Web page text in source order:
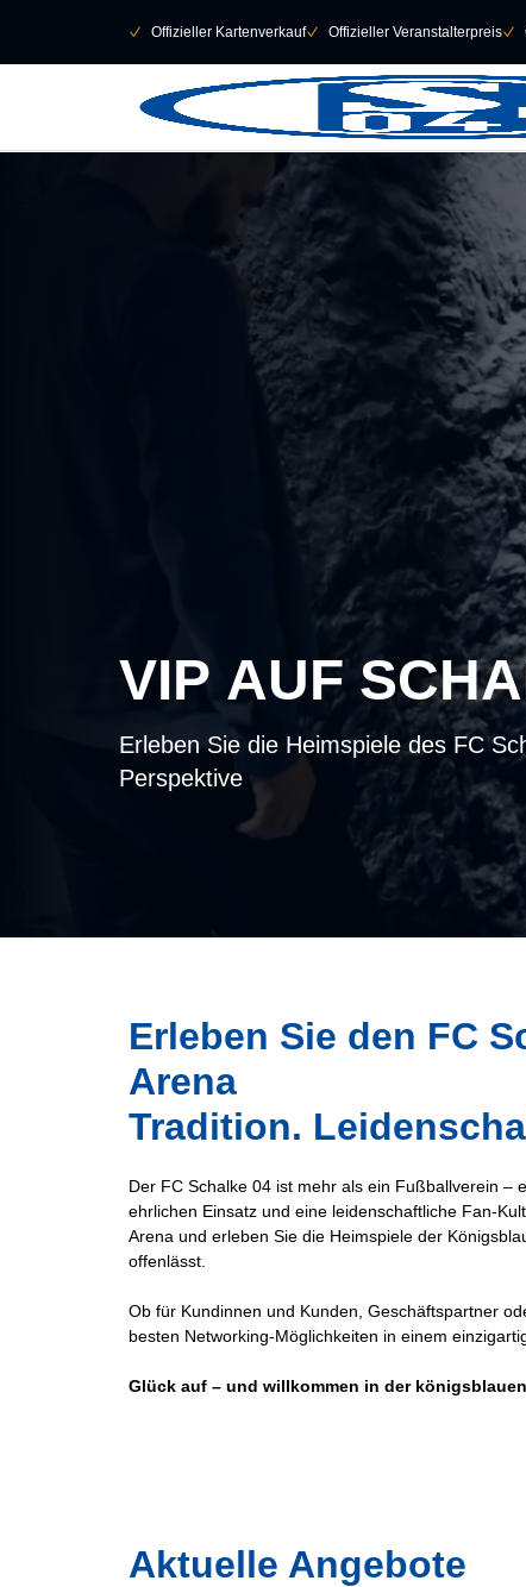
􀆅 Offizieller Kartenverkauf􀆅 Offizieller Veranstalterpreis􀆅
VIP AUF
Erleben Sie die Heimspiele des FC
Perspektive
Erleben Sie den FC
Arena
Tradition.
Der FC Schalke 04 ist mehr als ein Fußballverein –
ehrlichen Einsatz und eine leidenschaftliche Fan-
Arena und erleben Sie die Heimspiele der
offenlässt.
Ob für Kundinnen und Kunden, Geschäftspartner
besten Networking-Möglichkeiten in einem
Glück auf – und willkommen in der
Aktuelle Angebote